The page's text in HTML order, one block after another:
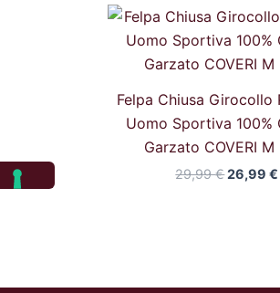
Felpa Chiusa Girocollo
Uomo Sportiva 100%
Garzato COVERI M
29,99€
Il
prezzo
era:
26,99€
Il